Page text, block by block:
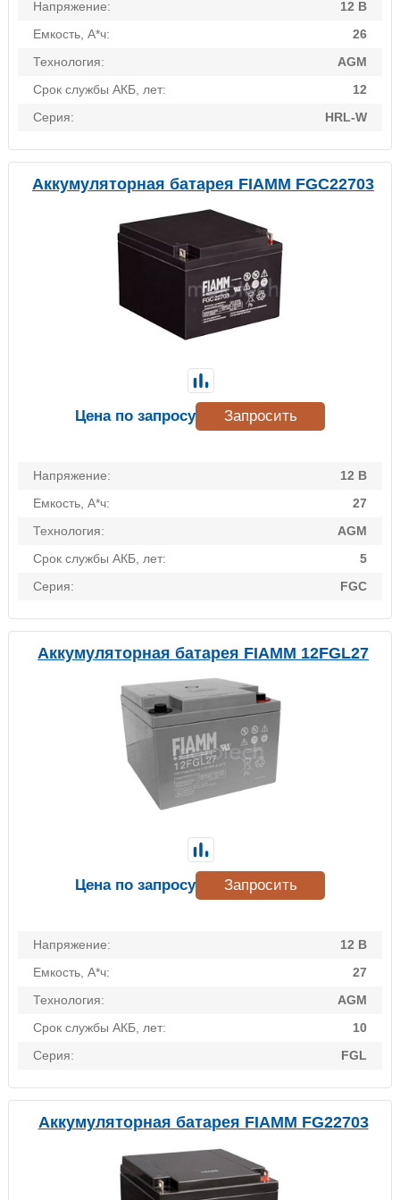
Напряжение:
12 В
Емкость, А*ч:
26
Технология:
AGM
Срок службы АКБ, лет:
12
Серия:
HRL-W
Аккумуляторная батарея FIAMM FGC22703
Напряжение:
12 В
Емкость, А*ч:
27
Технология:
AGM
Срок службы АКБ, лет:
5
Серия:
FGC
Цена по запросу Запросить
Аккумуляторная батарея FIAMM 12FGL27
Напряжение:
12 В
Емкость, А*ч:
27
Технология:
AGM
Срок службы АКБ, лет:
10
Серия:
FGL
Цена по запросу Запросить
Аккумуляторная батарея FIAMM FG22703